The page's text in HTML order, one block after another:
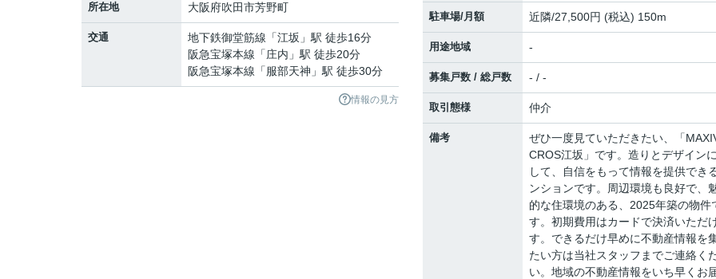
所在地 大阪府吹田市芳野町
交通 地下鉄御堂筋線 「江坂 」駅 徒歩16分
阪急宝塚本線 「庄内 」駅 徒歩20分
阪急宝塚本線 「服部天神 」駅 徒歩30分
情報の見方
駐車場/月額 近隣/27,500円 (税込) 150m
用途地域 -
募集戸数 / 総戸数 - / -
取引態様 仲介
備考
ぜひ一度見ていただきたい、「
CROS江坂」です。造りとデザイン
して、自信をもって情報を提供でき
ンションです。周辺環境も良好で、
的な住環境のある、2025年築の物件
す。初期費用はカードで決済いただ
す。できるだけ早めに不動産情報を
たい方は当社スタッフまでご連絡く
い。地域の不動産情報をいち早くお